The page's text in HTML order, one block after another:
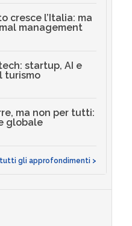
cresce l’Italia: ma
management
startup, AI e
turismo
ma non per tutti:
globale
gli approfondimenti >